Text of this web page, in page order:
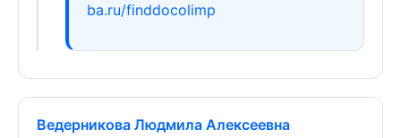
ba.ru/finddocolimp
Ведерникова Людмила Алексеевна